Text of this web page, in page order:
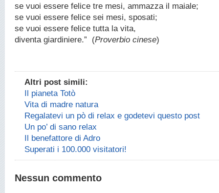
se vuoi essere felice tre mesi, ammazza il maiale;
se vuoi essere felice sei mesi, sposati;
se vuoi essere felice tutta la vita,
diventa giardiniere.” (Proverbio cinese)
Altri post simili:
Il pianeta Totò
Vita di madre natura
Regalatevi un pò di relax e godetevi questo post
Un po’ di sano relax
Il benefattore di Adro
Superati i 100.000 visitatori!
Nessun commento